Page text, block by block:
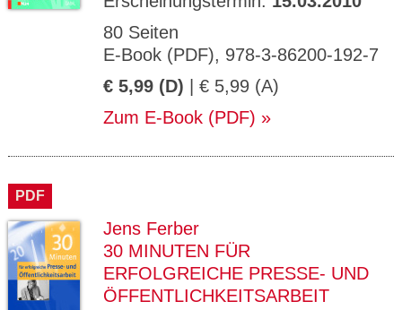
80 Seiten
E-Book (PDF), 978-3-86200-192-7
€ 5,99 (D) | € 5,99 (A)
Zum E-Book (PDF)
PDF
Jens Ferber
30 MINUTEN FÜR
ERFOLGREICHE PRESSE- UND
ÖFFENTLICHKEITSARBEIT